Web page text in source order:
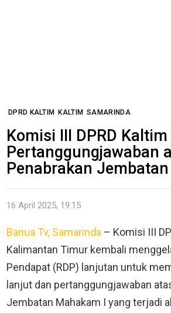
DPRD KALTIM KALTIM SAMARINDA
Komisi III DPRD
Pertanggungjawaban
Penabrakan
16 April 2025, 19:15
Banua Tv, Samarinda – Komisi III
Kalimantan Timur kembali
Pendapat (RDP) lanjutan untuk
lanjut dan pertanggungjawaban
Jembatan Mahakam I yang terjadi